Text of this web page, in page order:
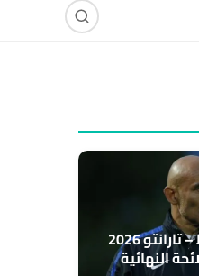
صوت وصورة
ألعاب البحر الأبيض المتوسط – تارانتو 2026
النهائية